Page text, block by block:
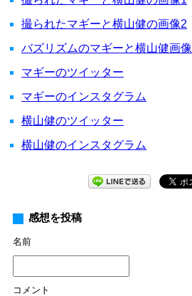
撮られたマギーと横山健の画像2
バズリズムのマギーと横山健画像
マギーのツイッター
マギーのインスタグラム
横山健のツイッター
横山健のインスタグラム
感想を投稿
名前
コメント